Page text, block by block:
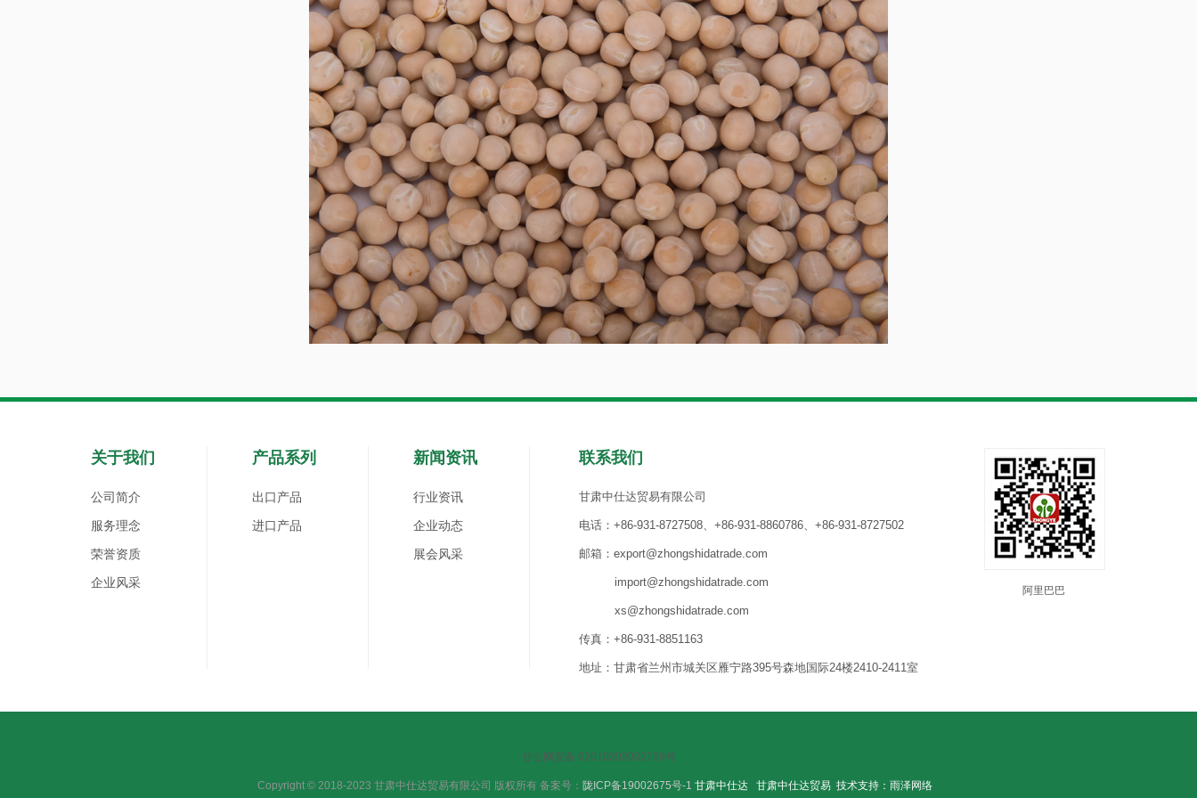
关于我们
公司简介
服务理念
荣誉资质
企业风采
产品系列
出口产品
进口产品
新闻资讯
行业资讯
企业动态
展会风采
联系我们
甘肃中仕达贸易有限公司
电话：+86-931-8727508、+86-931-8860786、+86-931-8727502
邮箱：export@zhongshidatrade.com
import@zhongshidatrade.com
xs@zhongshidatrade.com
传真：+86-931-8851163
地址：甘肃省兰州市城关区雁宁路395号森地国际24楼2410-2411室
阿里巴巴
甘公网安备 62010202002739号
Copyright © 2018-2023 甘肃中仕达贸易有限公司 版权所有 备案号： 陇ICP备19002675号-1 甘肃中仕达 甘肃中仕达贸易技术支持： 雨泽网络